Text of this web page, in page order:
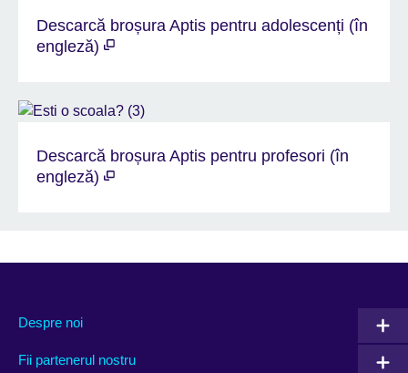
Descarcă broșura Aptis pentru adolescenți (în
engleză)
Descarcă broșura Aptis pentru profesori (în
engleză)
Despre noi
Fii partenerul nostru